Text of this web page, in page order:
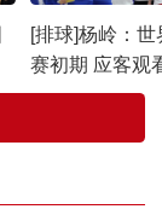
[排球]杨岭：世
赛初期 应客观
绩